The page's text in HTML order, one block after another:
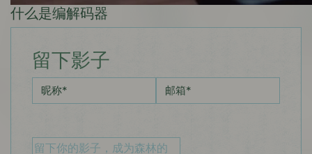
什么是编解码器
留下影子
昵称* 邮箱*